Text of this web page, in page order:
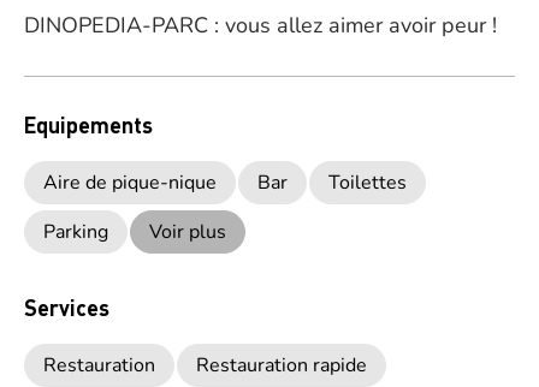
DINOPEDIA-PARC : vous allez aimer avoir peur !
Equipements
Aire de pique-nique Bar
Toilettes
Parking
Voir plus
Services
Restauration Restauration rapide